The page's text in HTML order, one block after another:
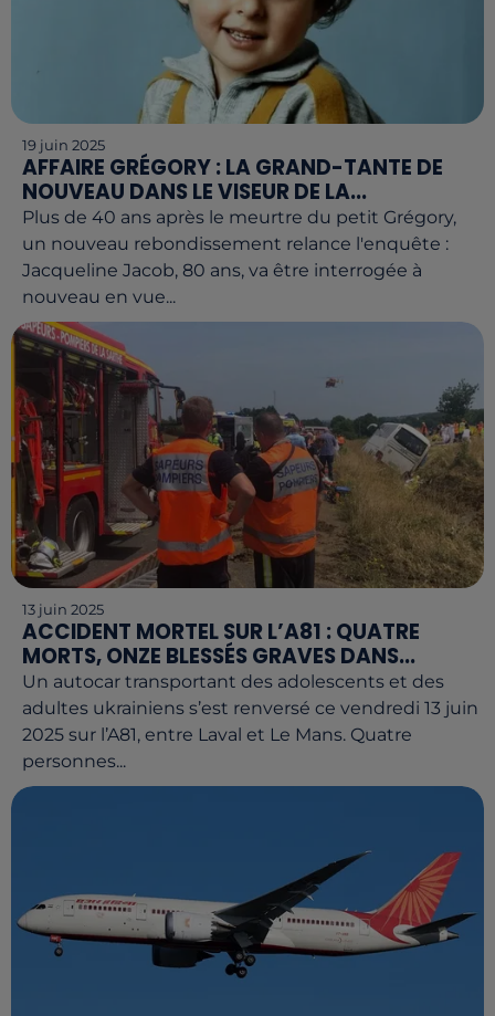
19 juin 2025
AFFAIRE GRÉGORY : LA GRAND-TANTE DE
NOUVEAU DANS LE VISEUR DE LA...
Plus de 40 ans après le meurtre du petit Grégory,
un nouveau rebondissement relance l'enquête :
Jacqueline Jacob, 80 ans, va être interrogée à
nouveau en vue...
13 juin 2025
ACCIDENT MORTEL SUR L’A81 : QUATRE
MORTS, ONZE BLESSÉS GRAVES DANS...
Un autocar transportant des adolescents et des
adultes ukrainiens s’est renversé ce vendredi 13 juin
2025 sur l’A81, entre Laval et Le Mans. Quatre
personnes...